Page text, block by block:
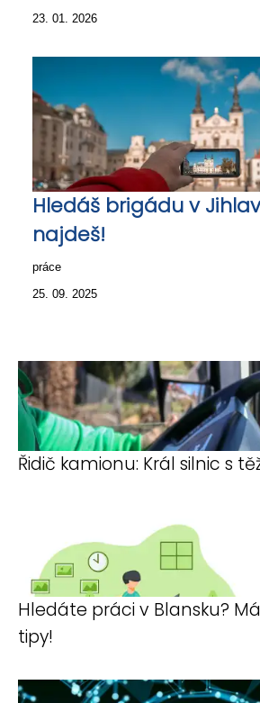
23. 01. 2026
Hledáš brigádu v
najdeš!
práce
25. 09. 2025
Řidič kamionu: Král silnic s
Hledáte práci v Blansku?
tipy!